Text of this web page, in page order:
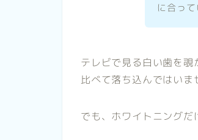
に合っ
テレビで見る白い歯を
比べて落ち込んではいま
でも、ホワイトニングだ